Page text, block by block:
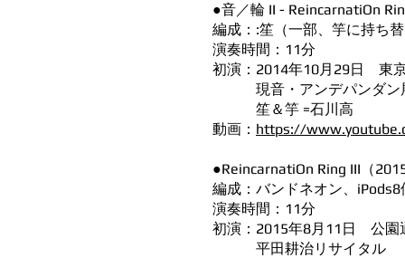
●音／輪 II - ReincarnatiOn
編成：:笙（一部、竽に持ち
演奏時間：11分
初演：2014年10月29日 東
現音・アンデパンダン
笙＆竽 =石川高
動画： https://
●ReincarnatiOn Ring III（
編成：バンドネオン、iPods8
演奏時間：11分
初演：2015年8月11日 公園
平田耕治リサイタル